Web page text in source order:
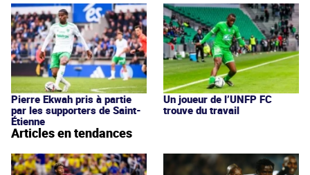
Pierre Ekwah pris à partie
par les supporters de Saint-
Étienne
Un joueur de l’UNFP FC
trouve du travail
Articles en tendances